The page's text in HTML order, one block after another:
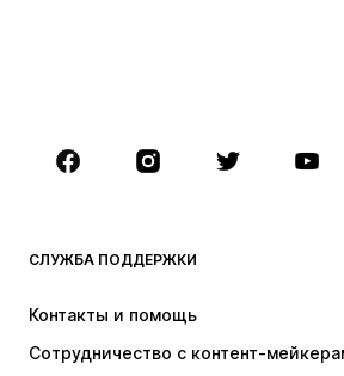
Аксессуары
Премиум
НОВИНКИ
Куртки
Свитеры
СЛУЖБА ПОДДЕРЖКИ
Контакты и помощь
Сотрудничество с контент-